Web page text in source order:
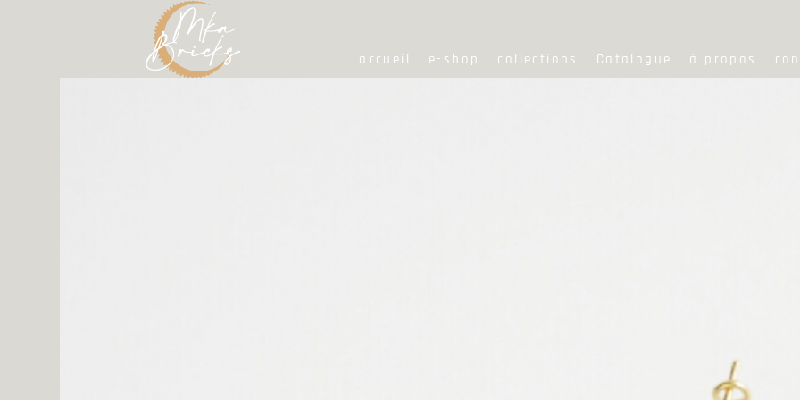
accueil e-shop collections Catalogue à propos